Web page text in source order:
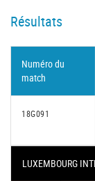
Résultats
Numéro du
match
18G091
LUXEMBOURG